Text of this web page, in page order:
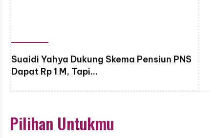
Suaidi Yahya Dukung Skema Pensiun PNS
Dapat Rp 1 M, Tapi…
Pilihan Untukmu